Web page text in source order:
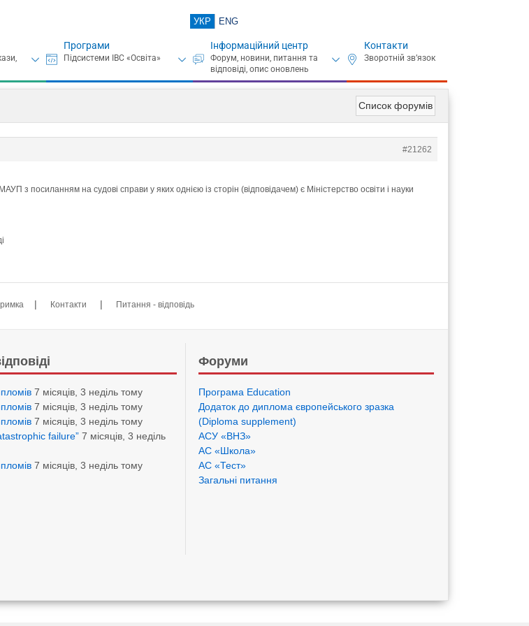
УКР ENG
Програми Інформаційний центр Контакти
Список форумів
#21262
з посиланням на судові справи у яких однією із сторін (відповідачем) є Міністерство освіти і науки
| Контакти | Питання - відповідь
7 місяців, 3 неділь тому
7 місяців, 3 неділь тому
7 місяців, 3 неділь тому
failure” 7 місяців, 3 неділь
7 місяців, 3 неділь тому
Форуми
Програма Eduсation
Додаток до диплома європейського зразка
(Diploma supplement)
АСУ «ВНЗ»
АС «Школа»
АС «Тест»
Загальні питання